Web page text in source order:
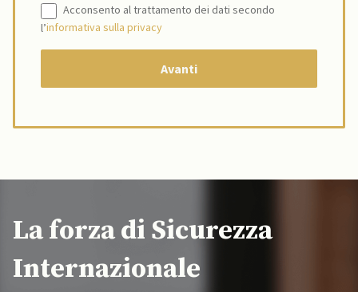
Acconsento al trattamento dei dati secondo
l’informativa sulla privacy
La forza di Sicurezza
Internazionale